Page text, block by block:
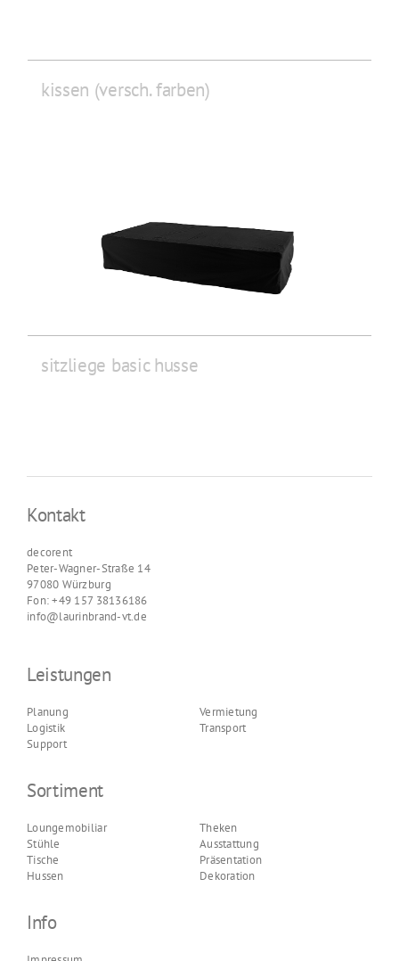
kissen (versch. farben)
sitzliege basic husse
Kontakt
decorent
Peter-Wagner-Straße 14
97080 Würzburg
Fon: +49 157 38136186
info@laurinbrand-vt.de
Leistungen
Planung
Logistik
Support
Vermietung
Transport
Sortiment
Loungemobiliar
Stühle
Tische
Hussen
Theken
Ausstattung
Präsentation
Dekoration
Info